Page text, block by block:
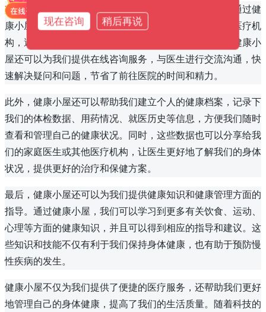
其次，健康小屋还可以为我们提供医疗服务预约功能。通过健
康小屋，我们可以直接在线上预约附近的医院、诊所等医疗机
构，避免了排队等候的时间，提高了就医效率。同时，健康小
屋还可以为我们提供在线咨询服务，与医生进行交流沟通，快
速解决疑问和问题，节省了前往医院的时间和精力。
此外，健康小屋还可以帮助我们建立个人的健康档案，记录下
我们的体检数据、用药情况、就医历史等信息，方便我们随时
查看和管理自己的健康状况。同时，这些数据也可以分享给我
们的家庭医生或其他医疗机构，让医生更好地了解我们的身体
状况，提供更好的治疗和保健方案。
最后，健康小屋还可以为我们提供健康知识和健康管理方面的
指导。通过健康小屋，我们可以学习到更多有关饮食、运动、
心理等方面的健康知识，并且可以得到相应的指导和建议。这
些知识和技能不仅有利于我们保持身体健康，也有助于预防慢
性疾病的发生。
健康小屋不仅为我们提供了便捷的医疗服务，还帮助我们更好
地管理自己的身体健康，提高了我们的生活质量。随着科技的
现在咨询 稍后再说